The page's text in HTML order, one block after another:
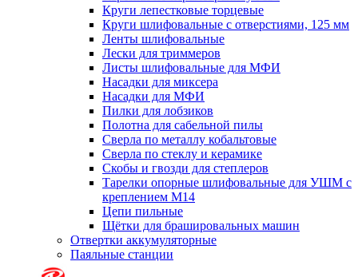
Круги лепестковые торцевые
Круги шлифовальные с отверстиями, 125 мм
Ленты шлифовальные
Лески для триммеров
Листы шлифовальные для МФИ
Насадки для миксера
Насадки для МФИ
Пилки для лобзиков
Полотна для сабельной пилы
Сверла по металлу кобальтовые
Сверла по стеклу и керамике
Скобы и гвозди для степлеров
Тарелки опорные шлифовальные для УШМ с
креплением М14
Цепи пильные
Щётки для брашировальных машин
Отвертки аккумуляторные
Паяльные станции